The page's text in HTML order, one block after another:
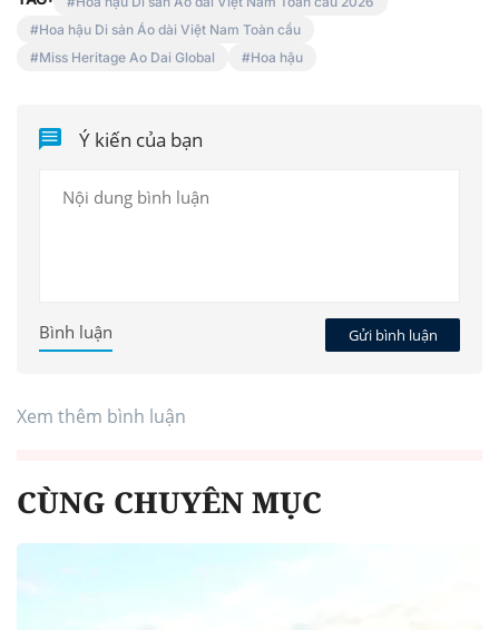
Hoa hậu Di sản Áo dài Việt Nam Toàn cầu
Miss Heritage Ao Dai Global
Hoa hậu
Ý kiến của bạn
Gửi bình luận
Bình luận
Xem thêm bình luận
CÙNG CHUYÊN MỤC